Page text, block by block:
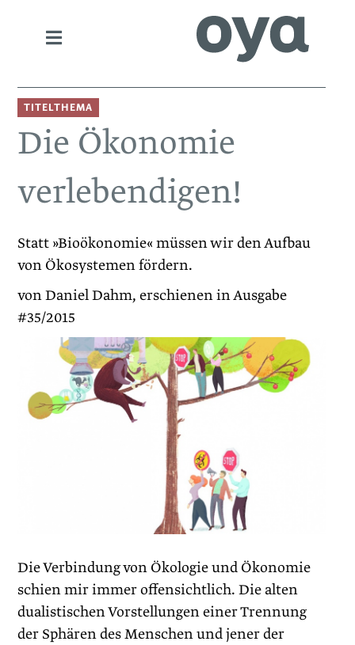
TITELTHEMA
Die Ökonomie
verlebendigen!
Statt »Bioökonomie« müssen wir den Aufbau
von Ökosystemen fördern.
von Daniel Dahm, erschienen in Ausgabe
#35/2015
Die Verbindung von Ökologie und Ökonomie
schien mir immer offensichtlich. Die alten
dualistischen Vorstellungen einer Trennung
der Sphären des Menschen und jener der